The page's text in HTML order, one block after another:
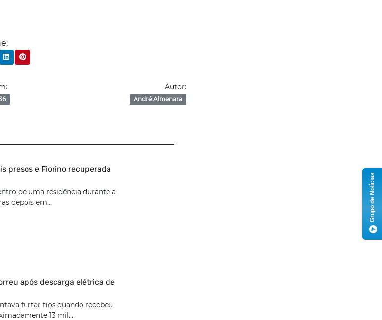
Autor:
André Almenara
presos e Fiorino recuperada
de uma residência durante a
depois em...
após descarga elétrica de
furtar fios quando recebeu
13 mil...
Grupo de Notícias